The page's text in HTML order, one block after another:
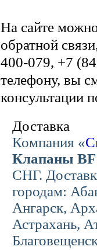
На сайте
обратной
400-079, +7
телефону, вы
консультации
Доставка
Компания «
Клапаны BF
СНГ.
городам:
Ангарск,
Астрахань,